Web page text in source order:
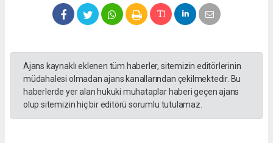
Ajans kaynaklı eklenen tüm haberler, sitemizin editörlerinin
müdahalesi olmadan ajans kanallarından çekilmektedir. Bu
haberlerde yer alan hukuki muhataplar haberi geçen ajans
olup sitemizin hiç bir editörü sorumlu tutulamaz.